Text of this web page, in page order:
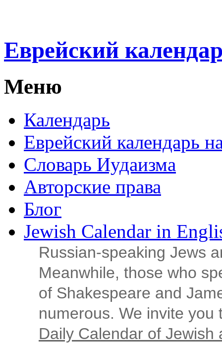
Еврейский
Меню
Календарь
Еврейский календарь
Словарь Иудаизма
Авторские права
Блог
Jewish Calendar in
Russian‑speaking Jews
Meanwhile, those who
of Shakespeare and
numerous. We invite
Daily Calendar of Jewish